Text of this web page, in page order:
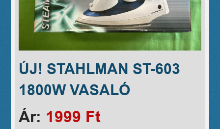
ÚJ! STAHLMAN ST-603
1800W VASALÓ
Ár: 1999 Ft